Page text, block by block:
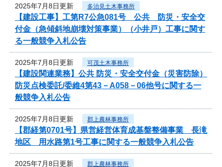
2025年7月8日更新 多治見土木事務所
【建設工事】工第R7公急081号 公共 防災・安全交
付金（急傾斜地崩壊対策事業）（小井戸）工事に関す
る一般競争入札公告
2025年7月8日更新 可茂土木事務所
【建設関連業務】公共 防災・安全交付金（災害防除）
防災点検委託/委維4第43－A058－06他号に関する一
般競争入札公告
2025年7月8日更新 郡上農林事務所
【郡経第0701号】県営経営体育成基盤整備事業 長滝
地区 用水路第1号工事に関する一般競争入札公告
2025年7月8日更新 郡上農林事務所